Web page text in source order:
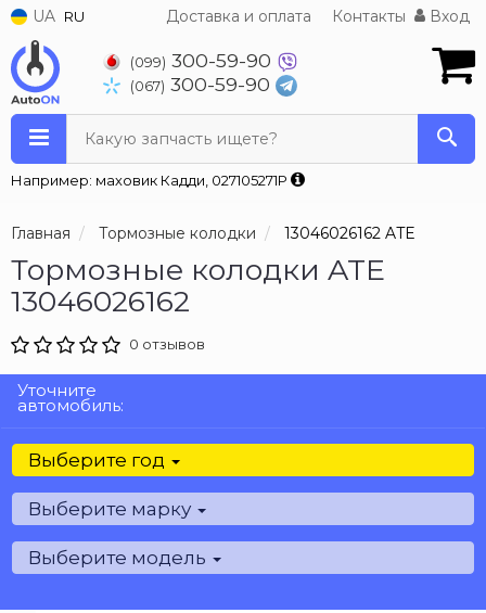
UA RU Доставка и оплата Контакты Вход
(099) 300-59-90
(067) 300-59-90
Какую запчасть ищете?
Например: маховик Кадди, 027105271P
Главная Тормозные колодки 13046026162 ATE
Тормозные колодки ATE
13046026162
0 отзывов
Уточните
автомобиль:
Выберите год
Выберите марку
Выберите модель